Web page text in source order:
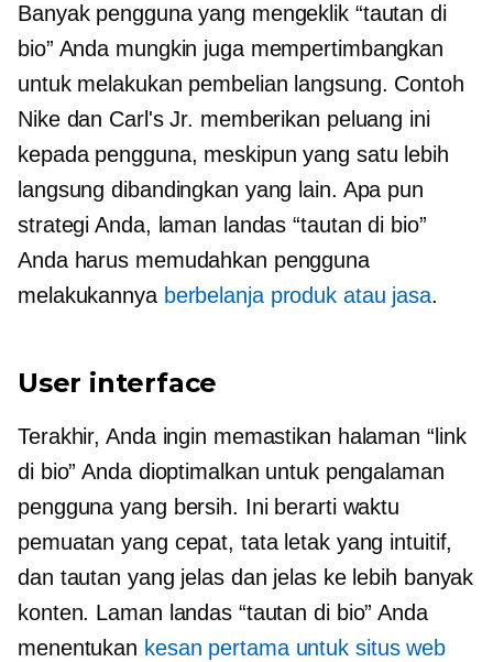
Banyak pengguna yang mengeklik “tautan di
bio” Anda mungkin juga mempertimbangkan
untuk melakukan pembelian langsung. Contoh
Nike dan Carl's Jr. memberikan peluang ini
kepada pengguna, meskipun yang satu lebih
langsung dibandingkan yang lain. Apa pun
strategi Anda, laman landas “tautan di bio”
Anda harus memudahkan pengguna
melakukannya berbelanja produk atau jasa.
User interface
Terakhir, Anda ingin memastikan halaman “link
di bio” Anda dioptimalkan untuk pengalaman
pengguna yang bersih. Ini berarti waktu
pemuatan yang cepat, tata letak yang intuitif,
dan tautan yang jelas dan jelas ke lebih banyak
konten. Laman landas “tautan di bio” Anda
menentukan kesan pertama untuk situs web